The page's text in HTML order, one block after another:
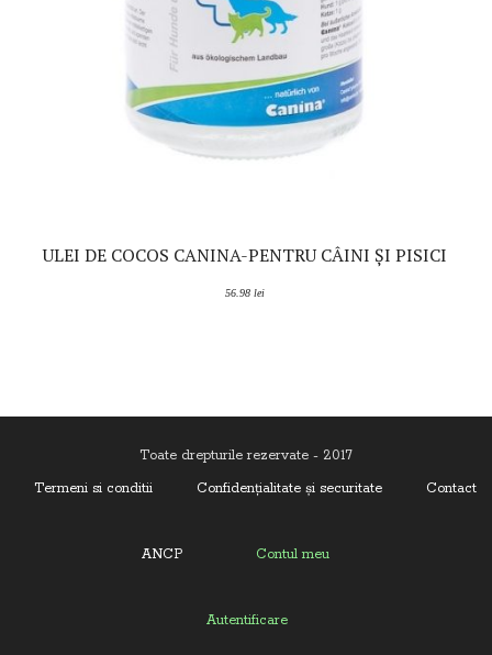
ULEI DE COCOS CANINA-PENTRU CÂINI ȘI PISICI
56.98 lei
Toate drepturile rezervate - 2017
Termeni si conditii
Confidenţialitate și securitate Contact
ANCP Contul meu
Autentificare